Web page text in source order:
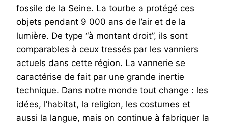
fossile de la Seine. La tourbe a protégé ces
objets pendant 9 000 ans de l’air et de la
lumière. De type “à montant droit”, ils sont
comparables à ceux tressés par les vanniers
actuels dans cette région. La vannerie se
caractérise de fait par une grande inertie
technique. Dans notre monde tout change : les
idées, l’habitat, la religion, les costumes et
aussi la langue, mais on continue à fabriquer la